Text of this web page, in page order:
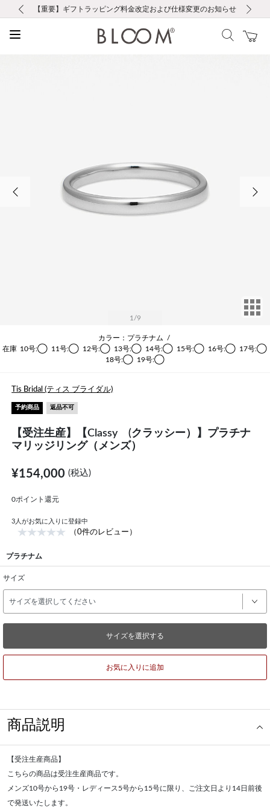
お修理・アフターサービスのご案内
【重要】令和８年熊本地震に伴う集配への影響について
【重要】ギフトラッピング料金改定および仕様変更のお知らせ
【重要】夏季休業の営業についてのご案内
税込5,500円以上で送料無料｜最短24時間以内に発送
新規会員登録で1000ポイントプレゼント！
新規LINE友だち登録で500円クーポンプレゼント
会員限定！レビュー投稿で100ポイントプレゼント
お修理・アフターサービスのご案内
【重要】令和８年熊本地震に伴う集配への影響について
1 /9
カラー：プラチナム
/
在庫 10号:◯ 11号:◯ 12号:◯ 13号:◯ 14号:◯ 15号:◯ 16号:◯
17号:◯
18号:◯ 19号:◯
Tis Bridal (ティス ブライダル)
予約商品 返品不可
【受注生産】【Classy (クラッシー）】プラチナ
マリッジリング（メンズ）
¥154,000(税込)
0ポイント還元
3 人がお気に入りに登録中
（0件のレビュー）
プラチナム
サイズ
サイズを選択する
お気に入りに追加
商品説明
【受注生産商品】
こちらの商品は受注生産商品です。
メンズ10号から19号・レディース5号から15号に限り、ご注文日より14日前後
で発送いたします。